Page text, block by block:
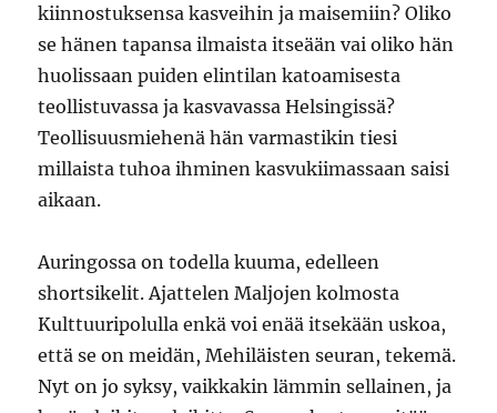
kiinnostuksensa kasveihin ja maisemiin? Oliko
se hänen tapansa ilmaista itseään vai oliko hän
huolissaan puiden elintilan katoamisesta
teollistuvassa ja kasvavassa Helsingissä?
Teollisuusmiehenä hän varmastikin tiesi
millaista tuhoa ihminen kasvukiimassaan saisi
aikaan.
Auringossa on todella kuuma, edelleen
shortsikelit. Ajattelen Maljojen kolmosta
Kulttuuripolulla enkä voi enää itsekään uskoa,
että se on meidän, Mehiläisten seuran, tekemä.
Nyt on jo syksy, vaikkakin lämmin sellainen, ja